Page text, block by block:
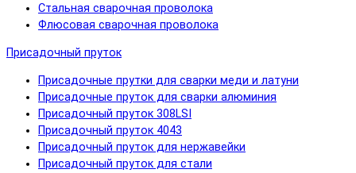
Стальная сварочная проволока
Флюсовая сварочная проволока
Присадочный пруток
Присадочные прутки для сварки меди и латуни
Присадочные пруток для сварки алюминия
Присадочный пруток 308LSI
Присадочный пруток 4043
Присадочный пруток для нержавейки
Присадочный пруток для стали